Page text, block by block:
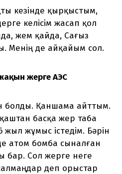
кезінде қырқыстым,
келісім жасап қол
жем қайда, Сағыз
Менің де айқайым сол.
жерге АЭС
болды. Қаншама айттым.
басқа жер таба
жұмыс істедім. Бәрін
атом бомба сыналған
бар. Сол жерге неге
деп орыстар